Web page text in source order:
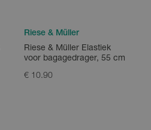
Riese & Müller
Riese & Müller Elastiek
voor bagagedrager, 55 cm
€ 10.90